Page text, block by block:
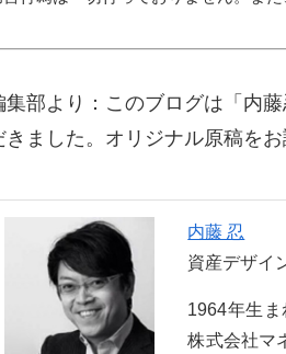
集部より：このブログは「内
きました。オリジナル原稿を
内藤 忍
資産デザイ
1964年生
株式会社マ